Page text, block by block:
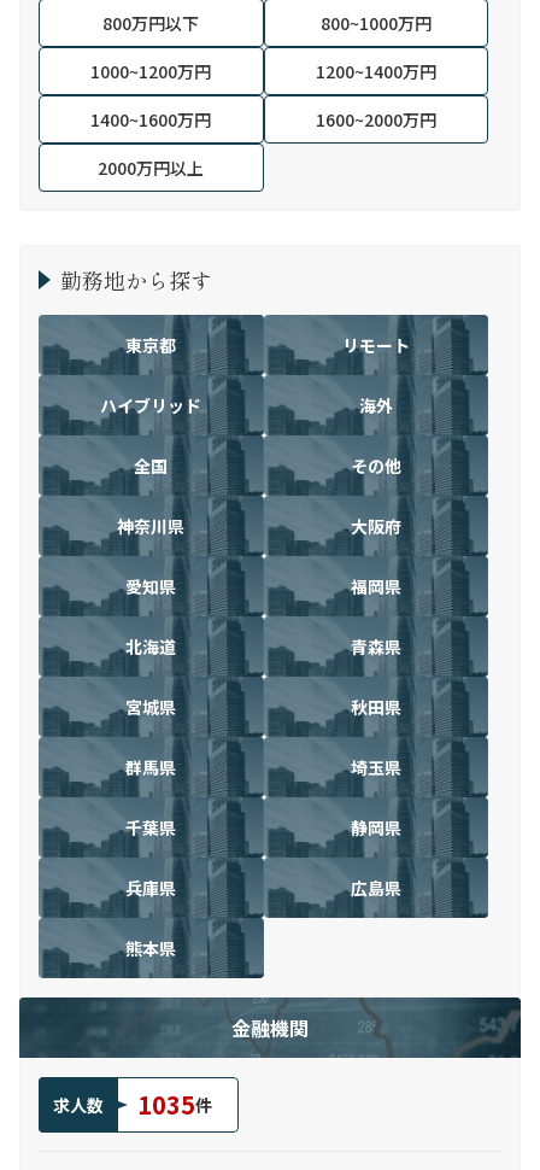
800万円以下
800~1000万円
1000~1200万円
1200~1400万円
1400~1600万円
1600~2000万円
2000万円以上
勤務地から探す
東京都 リモート
ハイブリッド 海外
全国 その他
神奈川県 大阪府
愛知県 福岡県
北海道 青森県
宮城県 秋田県
群馬県 埼玉県
千葉県 静岡県
兵庫県 広島県
熊本県
金融機関
求人数 1035件